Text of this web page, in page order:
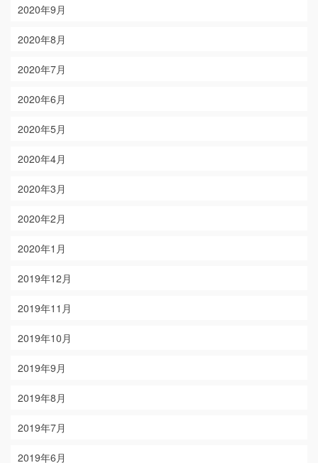
2020年9月
2020年8月
2020年7月
2020年6月
2020年5月
2020年4月
2020年3月
2020年2月
2020年1月
2019年12月
2019年11月
2019年10月
2019年9月
2019年8月
2019年7月
2019年6月